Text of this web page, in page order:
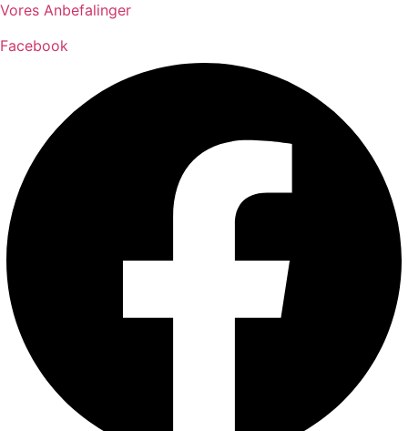
Vores Anbefalinger
Facebook